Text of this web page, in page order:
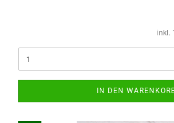
inkl.
IN DEN